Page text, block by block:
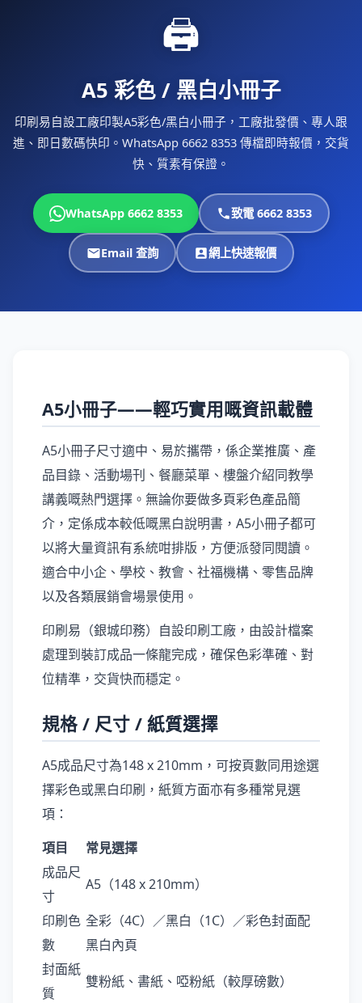
🖨
A5 彩色 / 黑白小冊子
印刷易自設工廠印製A5彩色/黑白小冊子，工廠批發價、專人跟
進、即日數碼快印。WhatsApp 6662 8353 傳檔即時報價，交貨
快、質素有保證。
WhatsApp 6662 8353 致電 6662 8353
Email 查詢 網上快速報價
A5小冊子——輕巧實用嘅資訊載體
A5小冊子尺寸適中、易於攜帶，係企業推廣、產
品目錄、活動場刊、餐廳菜單、樓盤介紹同教學
講義嘅熱門選擇。無論你要做多頁彩色產品簡
介，定係成本較低嘅黑白說明書，A5小冊子都可
以將大量資訊有系統咁排版，方便派發同閱讀。
適合中小企、學校、教會、社福機構、零售品牌
以及各類展銷會場景使用。
印刷易（銀城印務）自設印刷工廠，由設計檔案
處理到裝訂成品一條龍完成，確保色彩準確、對
位精準，交貨快而穩定。
規格 / 尺寸 / 紙質選擇
A5成品尺寸為148 x 210mm，可按頁數同用途選
擇彩色或黑白印刷，紙質方面亦有多種常見選
項：
項目
常見選擇
成品尺
寸
A5（148 x 210mm）
印刷色
數
全彩（4C）／黑白（1C）／彩色封面配
黑白內頁
封面紙
質
雙粉紙、書紙、啞粉紙（較厚磅數）